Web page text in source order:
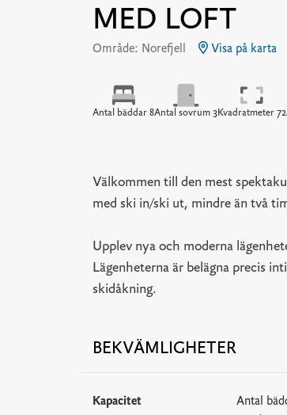
MED LOFT
Område: Norefjell Visa på karta
Antal bäddar 8Antal sovrum 3Kvadratmeter 72
Välkommen till den mest
med ski in/ski ut, mindre än två
Upplev nya och moderna
Lägenheterna är belägna precis
skidåkning.
BEKVÄMLIGHETER
Kapacitet Antal